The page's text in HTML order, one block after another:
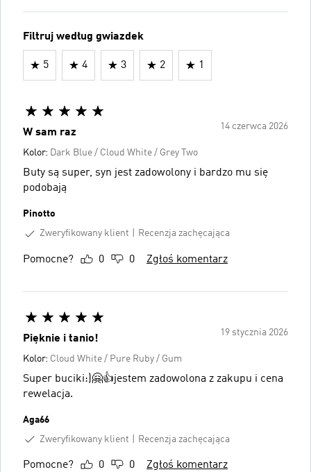
Filtruj według gwiazdek
5 4 3 2 1
14 czerwca 2026
W sam raz
Kolor: Dark Blue / Cloud White / Grey Two
Buty są super, syn jest zadowolony i bardzo mu się
podobają
Pinotto
Zweryfikowany klient
Recenzja zachęcająca
Pomocne? 0 0 Zgłoś komentarz
19 stycznia 2026
Pięknie i tanio!
Kolor: Cloud White / Pure Ruby / Gum
Super buciki:)🤗👍jestem zadowolona z zakupu i cena
rewelacja.
Aga66
Zweryfikowany klient
Recenzja zachęcająca
Pomocne? 0 0 Zgłoś komentarz